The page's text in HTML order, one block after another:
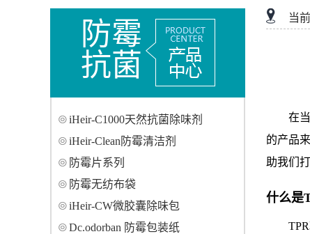
防霉
抗菌
iHeir-C1000天然抗菌除味剂
iHeir-Clean防霉清洁剂
防霉片系列
防霉无纺布袋
iHeir-CW微胶囊除味包
Dc.odorban 防霉包装纸
当
在
的产品
助我们
什么是